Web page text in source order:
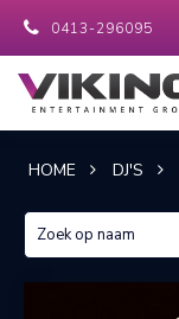
0413-296095
HOME DJ'S